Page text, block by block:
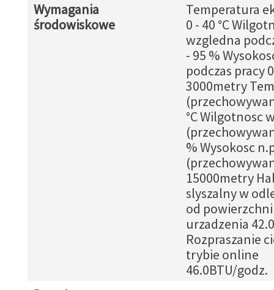
Wymagania
środowiskowe
Temperatura
0 - 40 °C
wzgledna
- 95 %
podczas pracy
3000metry
°C Wilgotnosc
% Wysokosc
15000metry
slyszalny w
od powierzchni
urzadzenia
Rozpraszanie
trybie online
46.0BTU/godz.